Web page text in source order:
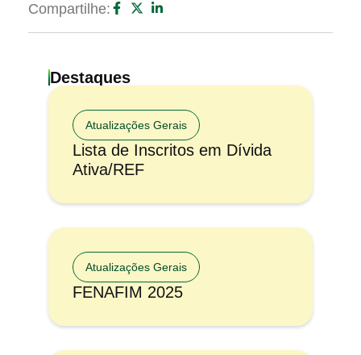
Compartilhe:
Destaques
Atualizações Gerais
Lista de Inscritos em Dívida
Ativa/REF
Atualizações Gerais
FENAFIM 2025